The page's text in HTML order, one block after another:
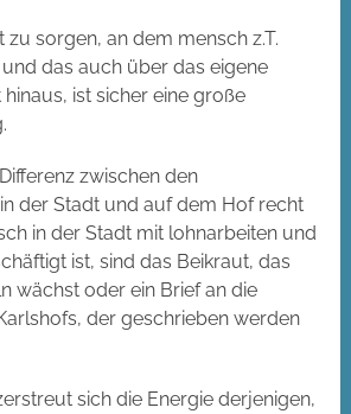
zu sorgen, an dem mensch z.T.
das auch über das eigene
hinaus, ist sicher eine große
zwischen den
der Stadt und auf dem Hof recht
in der Stadt mit lohnarbeiten und
ist, sind das Beikraut, das
wächst oder ein Brief an die
der geschrieben werden
sich die Energie derjenigen,